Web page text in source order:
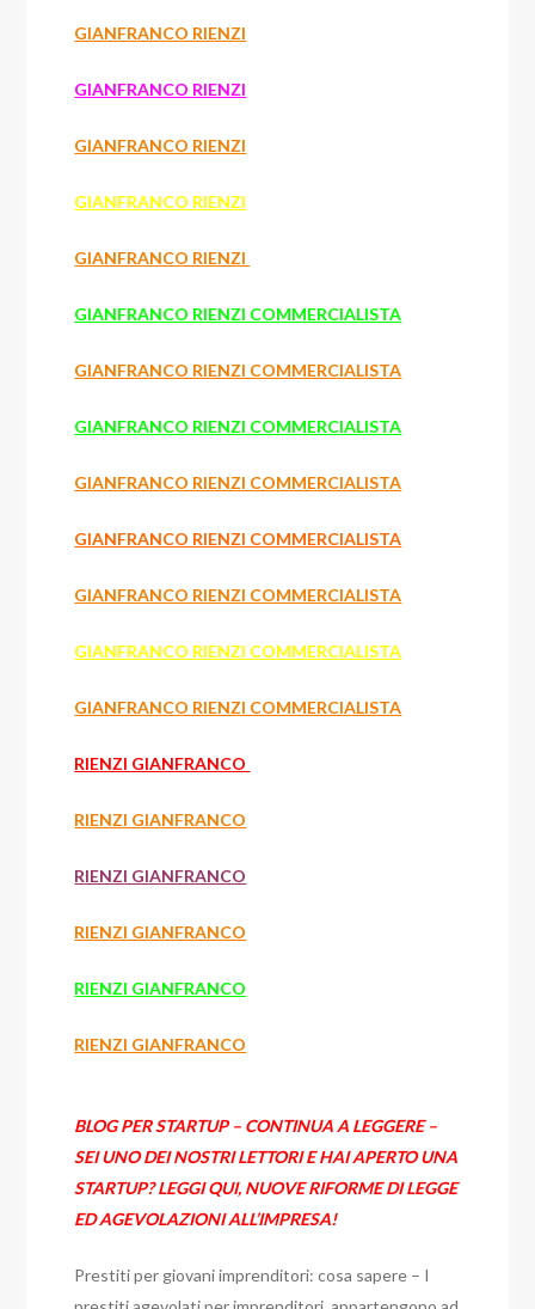
GIANFRANCO RIENZI
GIANFRANCO RIENZI
GIANFRANCO RIENZI
GIANFRANCO RIENZI
GIANFRANCO RIENZI
GIANFRANCO RIENZI COMMERCIALISTA
GIANFRANCO RIENZI COMMERCIALISTA
GIANFRANCO RIENZI COMMERCIALISTA
GIANFRANCO RIENZI COMMERCIALISTA
GIANFRANCO RIENZI COMMERCIALISTA
GIANFRANCO RIENZI COMMERCIALISTA
GIANFRANCO RIENZI COMMERCIALISTA
GIANFRANCO RIENZI COMMERCIALISTA
RIENZI GIANFRANCO
RIENZI GIANFRANCO
RIENZI GIANFRANCO
RIENZI GIANFRANCO
RIENZI GIANFRANCO
RIENZI GIANFRANCO
BLOG PER STARTUP – CONTINUA A LEGGERE –
SEI UNO DEI NOSTRI LETTORI E HAI APERTO UNA
STARTUP? LEGGI QUI, NUOVE RIFORME DI LEGGE
ED AGEVOLAZIONI ALL’IMPRESA!
Prestiti per giovani imprenditori: cosa sapere – I